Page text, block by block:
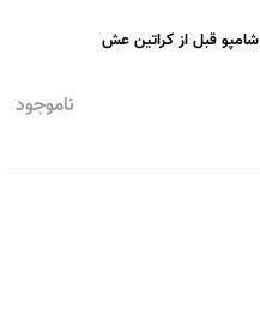
شامپو قبل از کراتین عش
ناموجود